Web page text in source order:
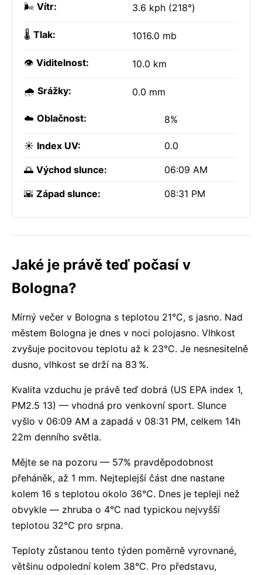
🌬️ Vítr: 3.6 kph (218°)
🌡️ Tlak: 1016.0 mb
👁️ Viditelnost: 10.0 km
🌧️ Srážky: 0.0 mm
☁️ Oblačnost: 8%
☀️ Index UV: 0.0
🌅 Východ slunce: 06:09 AM
🌇 Západ slunce: 08:31 PM
Jaké je právě teď počasí v
Bologna?
Mírný večer v Bologna s teplotou 21°C, s jasno. Nad
městem Bologna je dnes v noci polojasno. Vlhkost
zvyšuje pocitovou teplotu až k 23°C. Je nesnesitelně
dusno, vlhkost se drží na 83 %.
Kvalita vzduchu je právě teď dobrá (US EPA index 1,
PM2.5 13) — vhodná pro venkovní sport. Slunce
vyšlo v 06:09 AM a zapadá v 08:31 PM, celkem 14h
22m denního světla.
Mějte se na pozoru — 57% pravděpodobnost
přeháněk, až 1 mm. Nejteplejší část dne nastane
kolem 16 s teplotou okolo 36°C. Dnes je tepleji než
obvykle — zhruba o 4°C nad typickou nejvyšší
teplotou 32°C pro srpna.
Teploty zůstanou tento týden poměrně vyrovnané,
většinu odpolední kolem 38°C. Pro představu,